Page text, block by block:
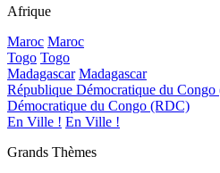
Afrique
Maroc Maroc
Togo Togo
Madagascar Madagascar
République Démocratique du
Démocratique du Congo (RDC)
En Ville ! En Ville !
Grands Thèmes